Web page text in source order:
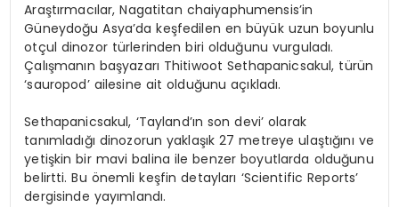
Araştırmacılar, Nagatitan chaiyaphumensis’in
Güneydoğu Asya’da keşfedilen en büyük uzun boyunlu
otçul dinozor türlerinden biri olduğunu vurguladı.
Çalışmanın başyazarı Thitiwoot Sethapanicsakul, türün
‘sauropod’ ailesine ait olduğunu açıkladı.
Sethapanicsakul, ‘Tayland’ın son devi’ olarak
tanımladığı dinozorun yaklaşık 27 metreye ulaştığını ve
yetişkin bir mavi balina ile benzer boyutlarda olduğunu
belirtti. Bu önemli keşfin detayları ‘Scientific Reports’
dergisinde yayımlandı.